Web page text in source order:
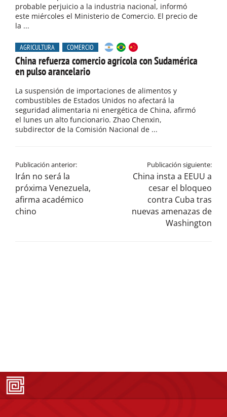
probable perjuicio a la industria nacional, informó
este miércoles el Ministerio de Comercio. El precio de
la ...
AGRICULTURA COMERCIO
China refuerza comercio agrícola con Sudamérica
en pulso arancelario
La suspensión de importaciones de alimentos y
combustibles de Estados Unidos no afectará la
seguridad alimentaria ni energética de China, afirmó
el lunes un alto funcionario. Zhao Chenxin,
subdirector de la Comisión Nacional de ...
Publicación anterior:
Irán no será la
próxima Venezuela,
afirma académico
chino
Publicación siguiente:
China insta a EEUU a
cesar el bloqueo
contra Cuba tras
nuevas amenazas de
Washington